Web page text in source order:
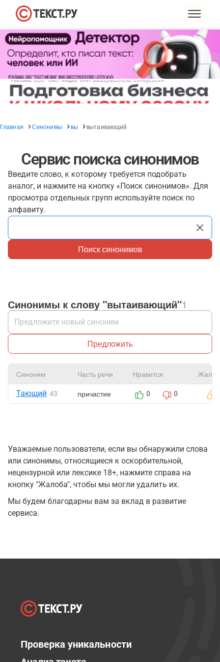
Главная Синонимы вы вытаивающий
Сервис поиска синонимов
Введите слово, к которому требуется подобрать
аналог, и нажмите на кнопку «Поиск синонимов». Для
просмотра отдельных групп используйте поиск по
алфавиту.
Поиск синонимов
Синонимы к слову "вытаивающий"1
Предложить
Синоним Часть речи Нравится
Тающий 43 причастие 0 0
Уважаемые пользователи, если вы обнаружили слова
или синонимы, относящиеся к оскорбительной,
нецензурной или лексике 18+, нажмите справа на
кнопку "Жалоба", чтобы мы могли удалить их.
Мы будем благодарны вам за вклад в развитие
сервиса.
Проверка уникальности